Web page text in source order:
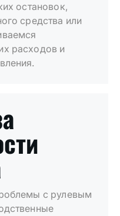
остановок,
средства или
расходов и
с рулевым